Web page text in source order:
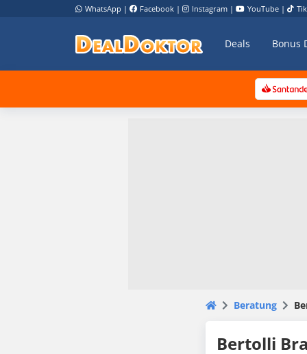
WhatsApp | Facebook | Instagram | YouTube |
Deals Bonus
Beratung
Bertolli